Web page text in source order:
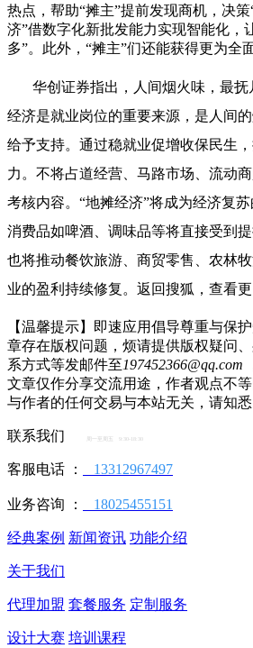
热点，帮助“摊主”提前发现商机，决
济”借数字化新批发能力实现智能化，
多”。此外，“摊主”们还能获得更为全
华创证券指出，人间烟火味，最抚
经济是就业岗位的重要来源，是人间
给予支持。通过稳就业促增收保民生
力。不将占道经营、马路市场、流动
考核内容。“地摊经济”将成为经济复
消费品如啤酒、调味品等将直接受到
也将推动餐饮旅游、商贸零售、农林
业的盈利持续修复。返回搜狐，查看
【温馨提示】即速应用倡导尊重与保
章存在版权问题，烦请提供版权疑问
系方式等发邮件至197452366@qq.com
文章仅作分享交流用途，作者观点不
与作者的任何交易与本站无关，请知悉
联系我们 周一至周五 9:30-18:30
客服电话 ： 13312967497
业务咨询 ： 18025455151
经典案例 新闻资讯 功能介绍
关于我们
代理加盟 套餐服务 定制服务
设计大赛 培训课程